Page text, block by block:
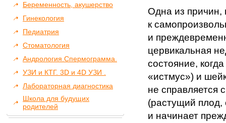
Беременность, акушерство
Гинекология
Педиатрия
Стоматология
Андрология.Спермограмма.
УЗИ и КТГ. 3D и 4D УЗИ .
Лабораторная диагностика
Школа для будущих
родителей
Одна из причин,
к
и
цервикальная
состояние,
«истмус») и
не справляется
(растущий
и начинает